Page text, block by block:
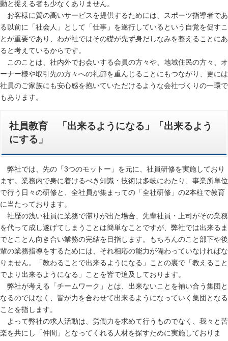
動と捉える者も少なくありません。
お客様に質の高いサービスを提供するためには、スポーツ指導者であ
る以前に「社会人」として「仕事」を遂行しているという自覚を促すこ
とが重要であり、わが社ではその礎が先ず身だしなみを整えることにあ
ると考えているからです。
このことは、社内外でお会いする会員の方々や、地域住民の方々、オ
ーナー様や取引先の方々への礼節を重んじることにもつながり、更には
社員のご家族にも安心感を抱いていただけるような会社づくりの一環で
もあります。
社員教育 「出来るようになる」「出来るよう
にする」
弊社では、先の「3つのモットー」を元に、社員研修を実施しており
ます。業務内で身に着けるべき知識・技術は多岐にわたり、事業所単位
で行う日々の研修と、全社員が集まっての「全社研修」の2本柱で教育
に当たっております。
社歴の浅い社員に業務で滞りが出た場合、先輩社員・上司がその業務
を代って成し遂げてしまうことは簡単なことですが、弊社では出来るま
でとことん向き合い業務の完結を目指します。もちろんのこと部下や後
輩の業務指導をするためには、それ相応の能力が備わっていなければな
りません。「教わることで出来るようになる」ことの裏で「教えること
でより出来るようになる」ことを皆で追及しております。
弊社が考える「チームワーク」とは、出来ないことを補い合う集団と
なるのではなく、皆が力を合わせて出来るようになっていく集団となる
ことを指します。
よって弊社の求人活動は、労働力を求めて行うものでなく、我々と苦
楽を共にし「仲間」となってくれる人材を探すために実施しておりま